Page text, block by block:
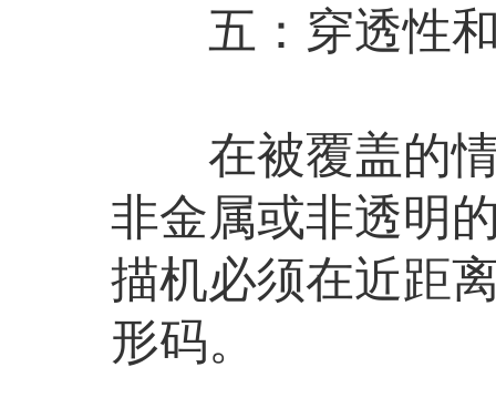
五：穿透性和
在被覆盖的情
非金属或非透明
描机必须在近距
形码。